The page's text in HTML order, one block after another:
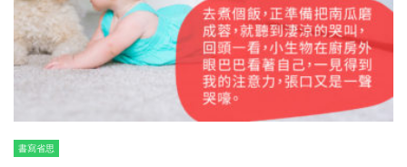
書寫省思